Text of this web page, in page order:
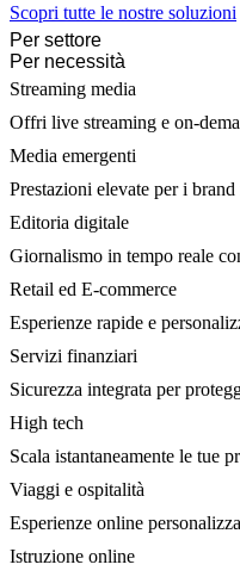
Scopri tutte le nostre soluzioni
Per settore
Per necessità
Streaming media
Offri live streaming e on-
Media emergenti
Prestazioni elevate per i
Editoria digitale
Giornalismo in tempo reale
Retail ed E-commerce
Esperienze rapide e
Servizi finanziari
Sicurezza integrata per
High tech
Scala istantaneamente le tue
Viaggi e ospitalità
Esperienze online
Istruzione online